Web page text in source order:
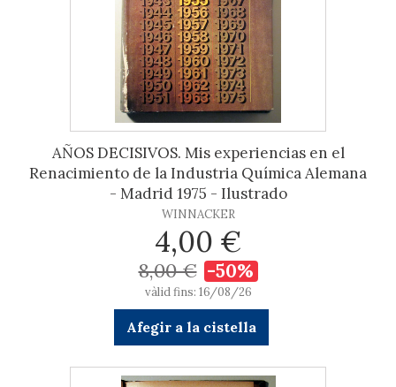
AÑOS DECISIVOS. Mis experiencias en el
Renacimiento de la Industria Química Alemana
- Madrid 1975 - Ilustrado
WINNACKER
4,00 €
8,00 € -50%
vàlid fins: 16/08/26
Afegir a la cistella